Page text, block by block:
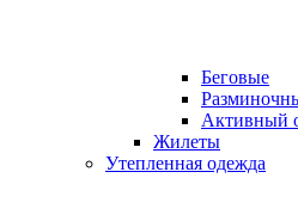
Беговые
Активный
Жилеты
Утепленная одежда